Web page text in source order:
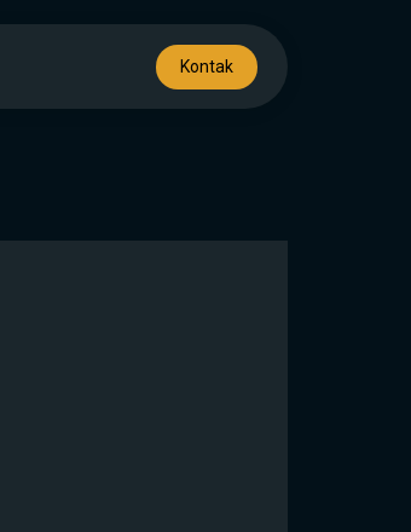
Kontak